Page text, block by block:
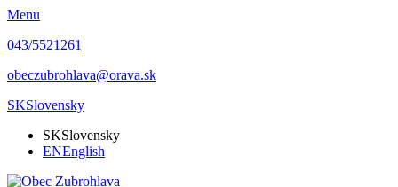
Menu
043/5521261
obeczubrohlava@orava.sk
SKSlovensky
SKSlovensky
ENEnglish